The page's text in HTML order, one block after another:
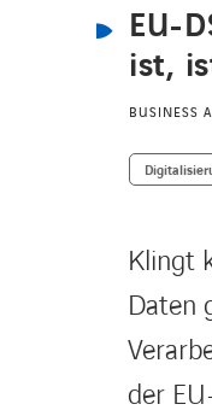
EU-
ist,
BUSINESS
Klingt
Daten
der